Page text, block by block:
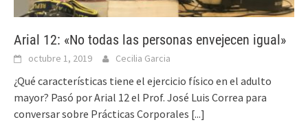
Arial 12: «No todas las personas envejecen igual»
octubre 1, 2019 Cecilia Garcia
¿Qué características tiene el ejercicio físico en el adulto
mayor? Pasó por Arial 12 el Prof. José Luis Correa para
conversar sobre Prácticas Corporales [...]